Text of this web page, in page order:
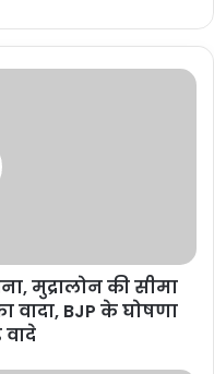
मुद्रालोन की सीमा
BJP के घोषणा
वादे